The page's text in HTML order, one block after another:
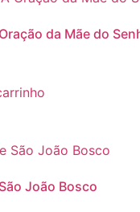
da Mãe do
João Bosco